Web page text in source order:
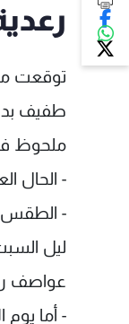
توقعت
طفيف
ملحوظ
- الحال
- الطقس
ليل
عواصف
- أما